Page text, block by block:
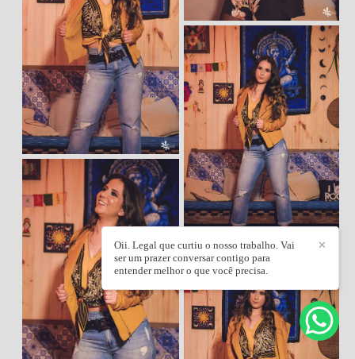
✕
Oii. Legal que curtiu o nosso trabalho. Vai
ser um prazer conversar contigo para
entender melhor o que você precisa.